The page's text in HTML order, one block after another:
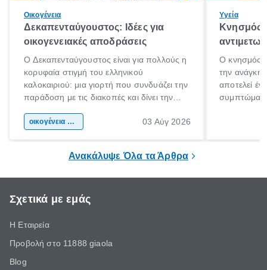
Οικογένεια
Δεκαπενταύγουστος: Ιδέες για
οικογενειακές αποδράσεις
Ο Δεκαπενταύγουστος είναι για πολλούς η
κορυφαία στιγμή του ελληνικού
καλοκαιριού: μια γιορτή που συνδυάζει την
παράδοση με τις διακοπές και δίνει την
χώρας. Είτε πρόκειται για λίγες μέρες
οικογένεια & παιδί 03 Αύγ 2026
Υγεία
Κνησμός:
Ο κνησμός
την ανάγκη
αποτελεί
Ανακάλυψε Όλα τα Άρθρα
Σχετικά με εμάς
Η Εταιρεία
Προβολή στο 11888 giaola
Blog